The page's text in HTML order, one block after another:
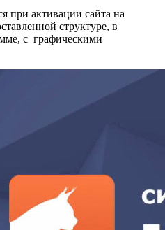
при активации сайта на
структуре, в
с графическими